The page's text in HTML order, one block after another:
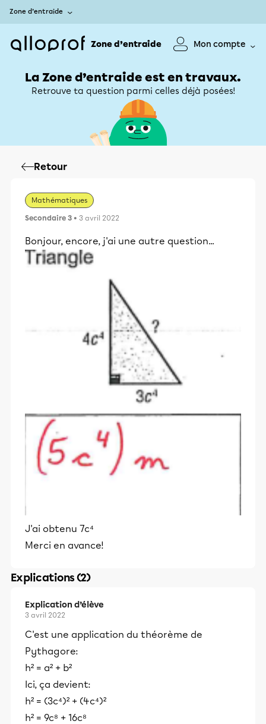
Zone d’entraide
Zone d’entraide Mon compte
La Zone d’entraide est en travaux.
Retrouve ta question parmi celles déjà posées!
Retour
Mathématiques
Secondaire 3 • 3 avril 2022
Bonjour, encore, j'ai une autre question...
J'ai obtenu 7c⁴
Merci en avance!
Explications (2)
Explication d’élève
3 avril 2022
C'est une application du théorème de
Pythagore:
h² = a² + b²
Ici, ça devient:
h² = (3c⁴)² + (4c⁴)²
h² = 9c⁸ + 16c⁸